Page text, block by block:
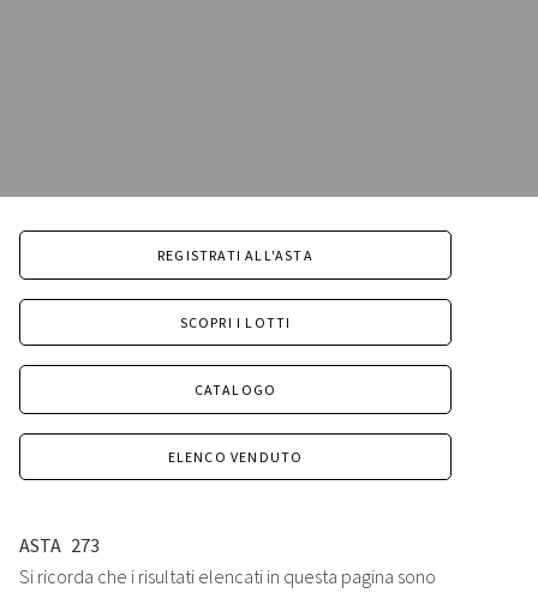
REGISTRATI ALL'ASTA
SCOPRI I LOTTI
CATALOGO
ELENCO VENDUTO
ASTA 273
Si ricorda che i risultati elencati in questa pagina sono